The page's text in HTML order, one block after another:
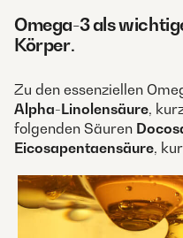
Omega-3 als
Körper.
Zu den essenziellen
Alpha-Linolensäure,
folgenden Säuren
Eicosapentaensäure,